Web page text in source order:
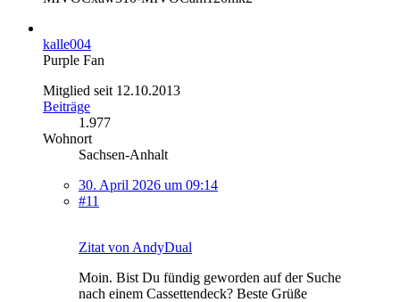
kalle004
Purple Fan
Mitglied seit 12.10.2013
Beiträge
1.977
Wohnort
Sachsen-Anhalt
30. April 2026 um 09:14
#11
Zitat von AndyDual
Moin. Bist Du fündig geworden auf der Suche
nach einem Cassettendeck? Beste Grüße